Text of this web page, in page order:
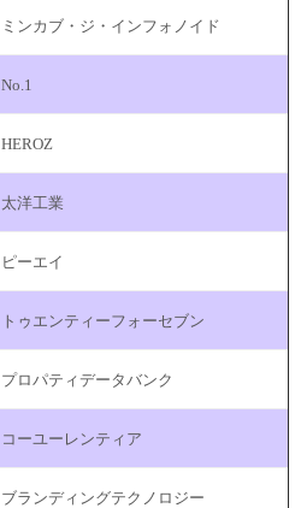
ミンカブ・ジ・インフォノイド
No.1
HEROZ
太洋工業
ピーエイ
トゥエンティーフォーセブン
プロパティデータバンク
コーユーレンティア
ブランディングテクノロジー